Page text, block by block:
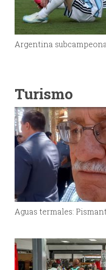
Argentina
Turismo
Aguas termales: